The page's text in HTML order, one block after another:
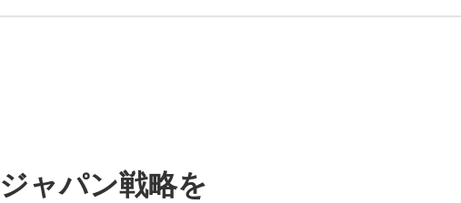
ャパン戦略を